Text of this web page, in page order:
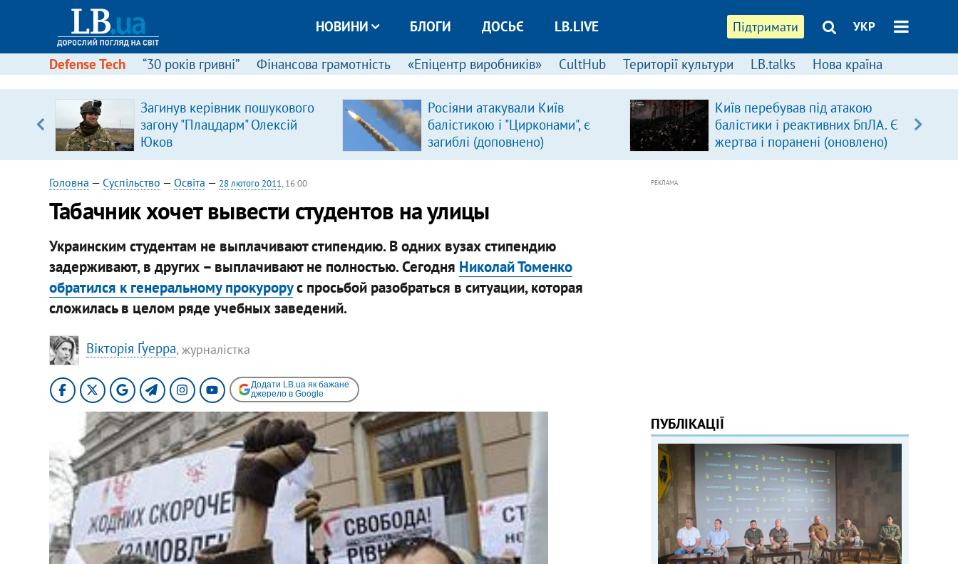
Підтримати УКР
НОВИНИ БЛОГИ ДОСЬЄ LB.LIVE
Defense Tech “30 років гривні” Фінансова грамотність «Епіцентр виробників» CultHub Території культури LB.talks Нова країна
Загинув керівник пошукового
загону "Плацдарм" Олексій
Юков
Росіяни атакували Київ
балістикою і "Цирконами", є
загиблі (доповнено)
Київ перебував під атакою
балістики і реактивних БпЛА. Є
жертва і поранені (оновлено)
Головна — Суспільство — Освіта — 28 лютого 2011, 16:00
Табачник хочет вывести студентов на улицы
Украинским студентам не выплачивают стипендию. В одних вузах стипендию
задерживают, в других – выплачивают не полностью. Сегодня Николай Томенко
обратился к генеральному прокурорус просьбой разобраться в ситуации, которая
сложилась в целом ряде учебных заведений.
Вікторія Ґуерра, журналістка
Додати LB.ua як бажане
джерело в Google
РЕКЛАМА
ПУБЛІКАЦІЇ